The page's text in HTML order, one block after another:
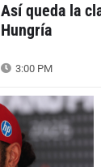
Así queda la
Hungría
3:00 PM